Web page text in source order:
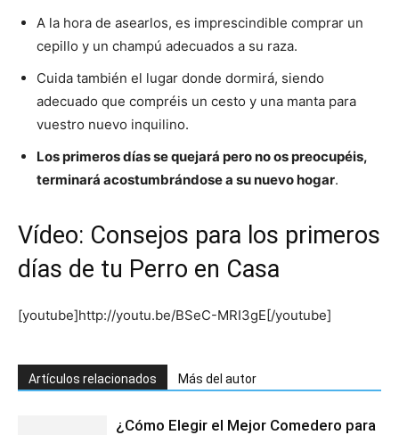
A la hora de asearlos, es imprescindible comprar un
cepillo y un champú adecuados a su raza.
Cuida también el lugar donde dormirá, siendo
adecuado que compréis un cesto y una manta para
vuestro nuevo inquilino.
Los primeros días se quejará pero no os preocupéis,
terminará acostumbrándose a su nuevo hogar.
Vídeo: Consejos para los primeros
días de tu Perro en Casa
[youtube]http://youtu.be/BSeC-MRI3gE[/youtube]
Artículos relacionados Más del autor
¿Cómo Elegir el Mejor Comedero para